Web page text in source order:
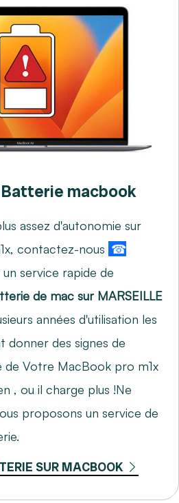
macbook
assez d'autonomie sur
contactez-nous ☎
service rapide de
de mac sur MARSEILLE
années d'utilisation les
donner des signes de
de Votre MacBook pro m1x
, ou il charge plus !Ne
proposons un service de
SUR MACBOOK